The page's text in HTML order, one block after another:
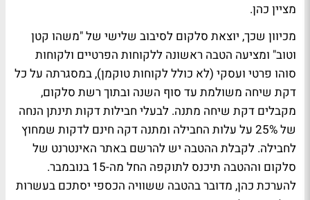
מציין כהן.
מכיוון שכך, יוצאת סלקום לסיבוב שלישי של "משהו קטן
וטוב" ומציעה הטבה ראשונה ללקוחות הפרטיים ולקוחות
סוהו פרטי ועסקי (לא כולל לקוחות טוקמן), במסגרתה על כל
דקת שיחה משולמת עד סוף השנה ובתוך רשת סלקום,
מקבלים דקת שיחה מתנה. לבעלי חבילות דקות תינתן הנחה
של 25% על עלות החבילה ומתנה דקה חינם לדקות שמחוץ
לחבילה. לקבלת ההטבה יש להרשם באתר האינטרנט של
סלקום וההטבה תיכנס לתוקפה החל מה-15 בנובמבר.
להערכת כהן, מדובר בהטבה ששוויה הכספי יסתכם בעשרות